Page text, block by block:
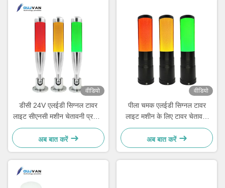
वीडियो
डीसी 24V एलईडी सिग्नल टावर
लाइट सीएनसी मशीन चेतावनी प्रकाश
एल्यूमीनियम एलईडी स्थिर
अब बात करें
वीडियो
पीला चमक एलईडी सिग्नल टावर
लाइट मशीन के लिए टावर चेतावनी
प्रकाश 3 रंग फ्लैश 12V 24V
अब बात करें